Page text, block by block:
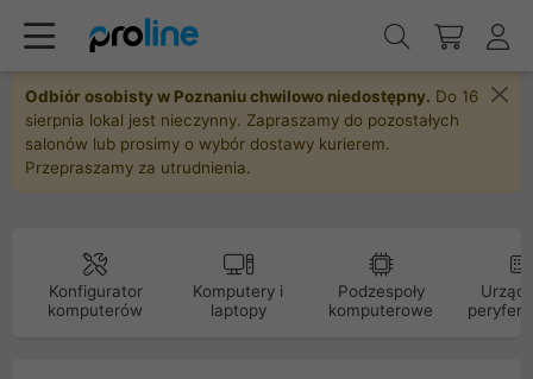
Odbiór osobisty w Poznaniu chwilowo niedostępny. Do 16
sierpnia lokal jest nieczynny. Zapraszamy do pozostałych
salonów lub prosimy o wybór dostawy kurierem.
Przepraszamy za utrudnienia.
Konfigurator
komputerów
Komputery i
laptopy
Podzespoły
komputerowe